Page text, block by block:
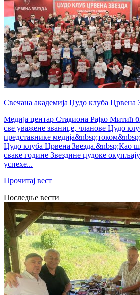
Свечана академија Џудо клуба Црвена
Медија центар Стадиона Рајко Митић
све уважене званице, чланове Џудо
представнике
Џудо клуба Црвена Звезда.&nbsp;Као
сваке године Звездине џудоке
успехе...
Прочитај вест
Последње вести